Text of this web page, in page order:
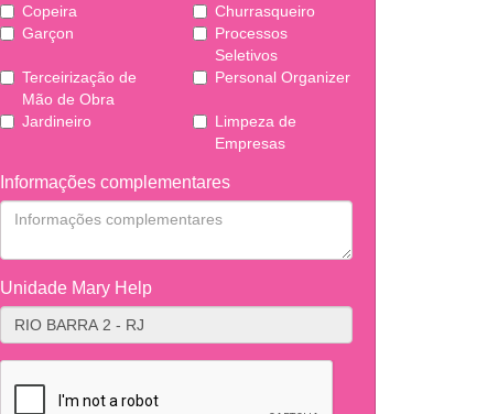
Copeira
Churrasqueiro
Garçon
Processos
Seletivos
Terceirização de
Mão de Obra
Personal Organizer
Jardineiro
Limpeza de
Empresas
Informações complementares
Unidade Mary Help